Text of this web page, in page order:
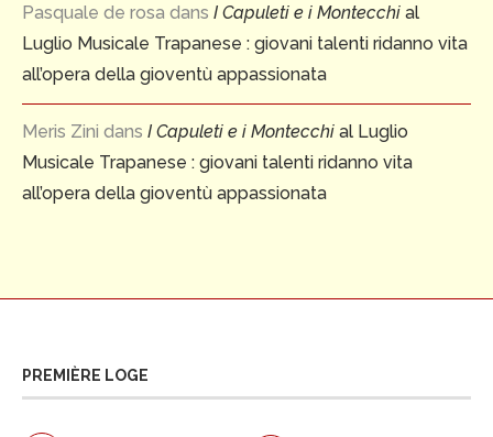
Pasquale de rosa dans I Capuleti e i Montecchi al
Luglio Musicale Trapanese : giovani talenti ridanno vita
all’opera della gioventù appassionata
Meris Zini dans I Capuleti e i Montecchi al Luglio
Musicale Trapanese : giovani talenti ridanno vita
all’opera della gioventù appassionata
PREMIÈRE LOGE